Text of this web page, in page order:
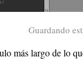
Guardando
más largo de lo